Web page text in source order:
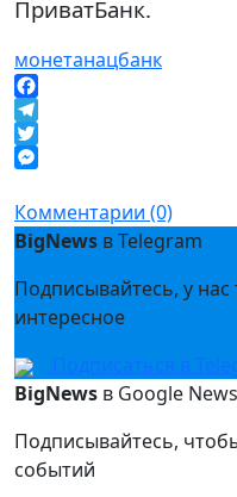
ПриватБанк.
монетанацбанк
Facebook
Telegram
Twitter
Комментарии (0)
BigNews в Telegram
Подписывайтесь, у
интересное
Подписаться в
BigNews в Google News
Подписывайтесь,
событий